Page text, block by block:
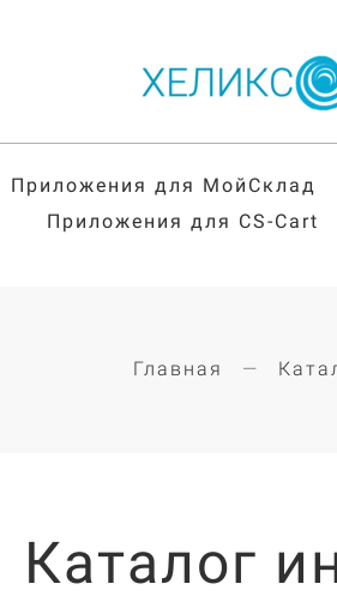
Приложения для МойСклад
Приложения для CS-Cart
Главная
Каталог